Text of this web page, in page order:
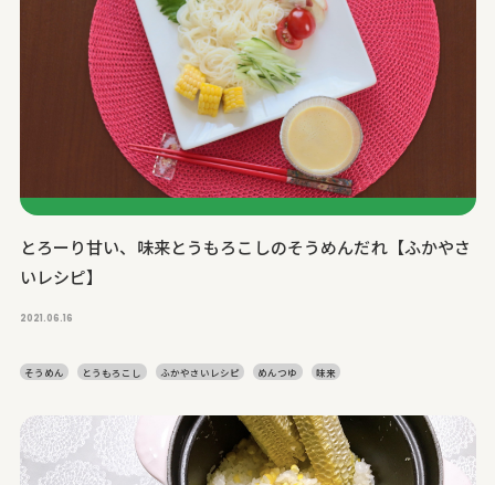
とろーり甘い、味来とうもろこしのそうめんだれ【ふかやさ
いレシピ】
2021.06.16
そうめん とうもろこし ふかやさいレシピ めんつゆ 味来